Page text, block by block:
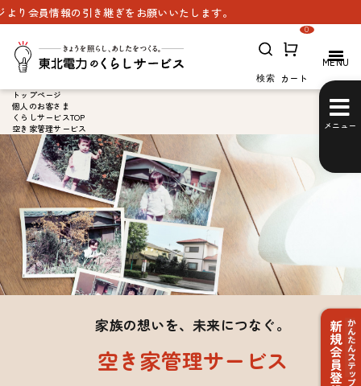
引き継ぎをお願いいたします。
検索 カート
0
メニュー
トップページ
個人のお客さま
くらしサービスTOP
空き家管理サービス
家族の想いを、未来につなぐ。
空き家管理サービス